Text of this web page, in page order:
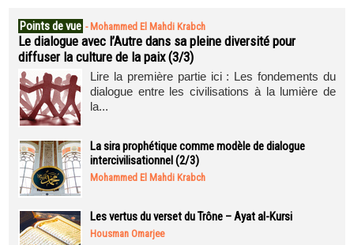
Points de vue - Mohammed El Mahdi Krabch
Le dialogue avec l’Autre dans sa pleine diversité pour
diffuser la culture de la paix (3/3)
Lire la première partie ici : Les fondements du
dialogue entre les civilisations à la lumière de
la...
La sira prophétique comme modèle de dialogue
intercivilisationnel (2/3)
Mohammed El Mahdi Krabch
Les vertus du verset du Trône – Ayat al-Kursi
Housman Omarjee